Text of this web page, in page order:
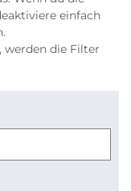
einfach
werden die Filter